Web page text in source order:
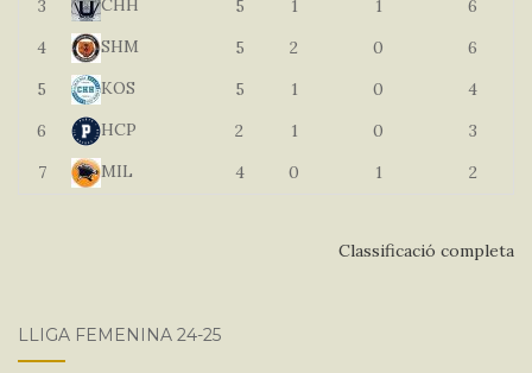
3
5 1 1
6
4
SHM 5 2 0
6
5
KOS 5 1 0
4
6
HCP 2 1 0
3
7
MIL 4 0 1 2
Classificació completa
LLIGA FEMENINA 24-25